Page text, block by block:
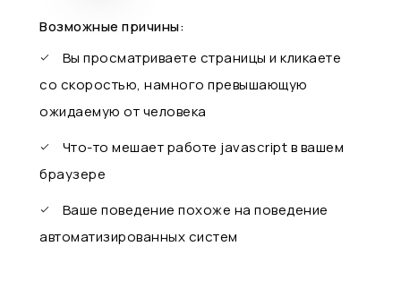
Возможные причины:
Вы просматриваете страницы и кликаете
со скоростью, намного превышающую
ожидаемую от человека
Что-то мешает работе javascript в вашем
браузере
Ваше поведение похоже на поведение
автоматизированных систем